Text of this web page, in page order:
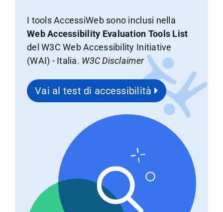
I tools AccessiWeb sono inclusi nella
Web Accessibility Evaluation Tools List
del W3C Web Accessibility Initiative
(WAI) - Italia. W3C Disclaimer
Vai al test di accessibilità